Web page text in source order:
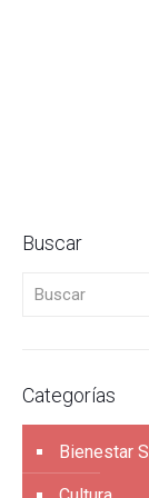
Buscar
Buscar
Categorías
Bienestar